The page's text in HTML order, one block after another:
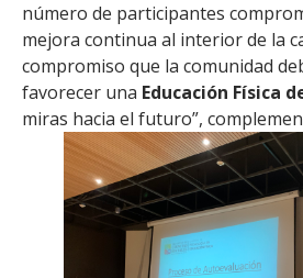
número de participantes
mejora continua al interior de la
compromiso que la comunidad
favorecer una Educación Física
miras hacia el futuro”,